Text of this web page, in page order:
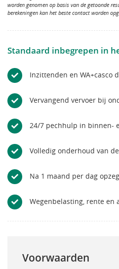
worden genomen op basis van de getoonde
berekeningen kan het beste contact worden
Standaard inbegrepen in
Inzittenden en WA+casco
Vervangend vervoer bij
24/7 pechhulp in binnen-
Volledig onderhoud van
Na 1 maand per dag
Wegenbelasting, rente en
Voorwaarden